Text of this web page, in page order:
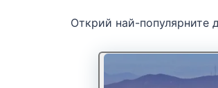
Открий най-популярните